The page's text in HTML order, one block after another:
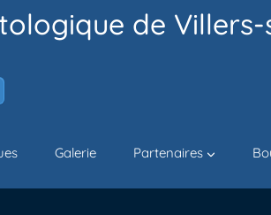
de
Galerie Partenaires